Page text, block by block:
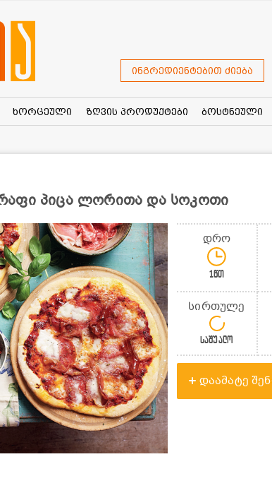
ინგრედიენტებით ძიება
ხორცეული ზღვის პროდუქტები ბოსტნეული
პიცა ლორითა და სოკოთი
დრო
1წთ
სირთულე
საშუალო
დაამატე